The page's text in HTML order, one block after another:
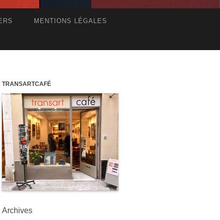
MENTIONS LÉGALES
TRANSARTCAFÉ
Archives